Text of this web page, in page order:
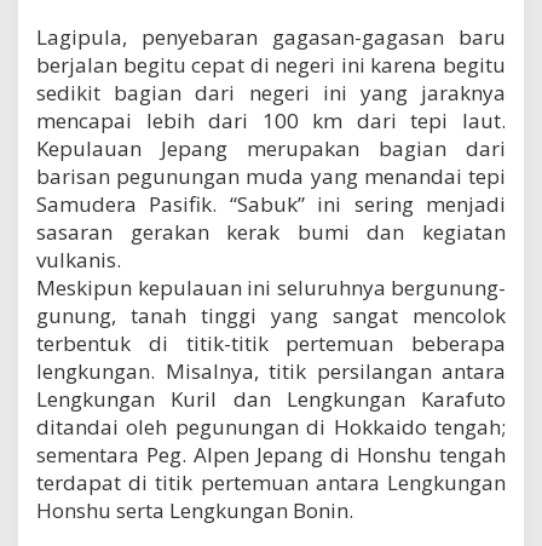
Lagipula, penyebaran gagasan-gagasan baru
berjalan begitu cepat di negeri ini karena begitu
sedikit bagian dari negeri ini yang jaraknya
mencapai lebih dari 100 km dari tepi laut.
Kepulauan Jepang merupakan bagian dari
barisan pegunungan muda yang menandai tepi
Samudera Pasifik. “Sabuk” ini sering menjadi
sasaran gerakan kerak bumi dan kegiatan
vulkanis.
Meskipun kepulauan ini seluruhnya bergunung-
gunung, tanah tinggi yang sangat mencolok
terbentuk di titik-titik pertemuan beberapa
lengkungan. Misalnya, titik persilangan antara
Lengkungan Kuril dan Lengkungan Karafuto
ditandai oleh pegunungan di Hokkaido tengah;
sementara Peg. Alpen Jepang di Honshu tengah
terdapat di titik pertemuan antara Lengkungan
Honshu serta Lengkungan Bonin.